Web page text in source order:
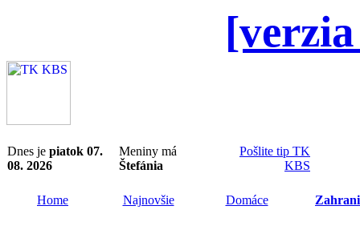
Dnes je piatok 07.
08. 2026
Meniny má
Štefánia
Pošlite tip TK
KBS
Home Najnovšie Domáce